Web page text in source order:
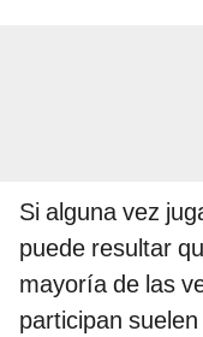
Si alguna vez
puede resultar
mayoría de las
participan